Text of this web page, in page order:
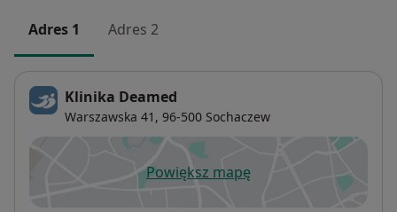
Adres 1 Adres 2
Klinika Deamed
Warszawska 41, 96-500 Sochaczew
Powiększ mapęotwiera się w nowej karcie